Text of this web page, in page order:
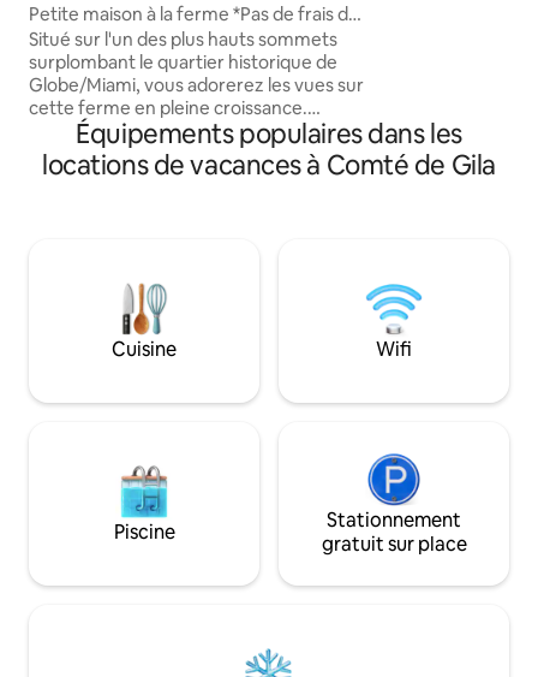
Petite maison à la ferme *Pas de frais de
ménage*
Situé sur l'un des plus hauts sommets
surplombant le quartier historique de
Globe/Miami, vous adorerez les vues sur
cette ferme en pleine croissance.
Commencez votre journée en
dégustant des œufs frais du poulailler
avant de partir pour les nombreuses
Roosevelt à moins de 30 minutes.
Beaucoup de places de stationnement
pour les bateaux et les remorques (max
22 pieds). La petite maison comprend
Lors du départ, éteignez simplement la
d'un élan à
mugissement
voisine. Par une
Équipements populaires dans les
locations de vacances à Comté de Gila
Cuisine Wifi
Piscine
Stationnement
gratuit sur place